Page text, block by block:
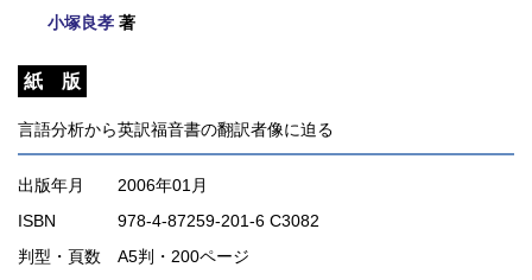
小塚良孝 著
紙 版
言語分析から英訳福音書の翻訳者像に迫る
出版年月
2006年01月
ISBN
978-4-87259-201-6 C3082
判型・頁数 A5判・200ページ